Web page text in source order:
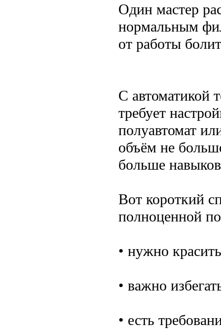
Один мастер
нормальным
от работы
С автоматикой
требует
полуавтомат
объём не
больше
Вот короткий
полноценной
• нужно
• важно
• есть